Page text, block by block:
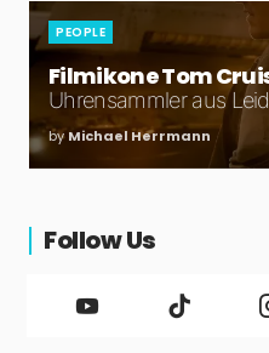
PEOPLE
Filmikone Tom
Uhrensammler aus
by Michael Herrmann
Follow Us